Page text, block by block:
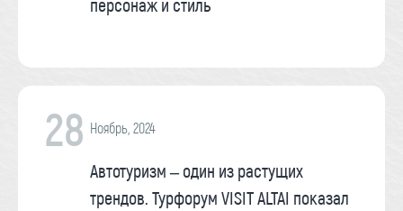
персонаж и стиль
28 Ноябрь, 2024
Автотуризм – один из растущих
трендов. Турфорум VISIT ALTAI показал